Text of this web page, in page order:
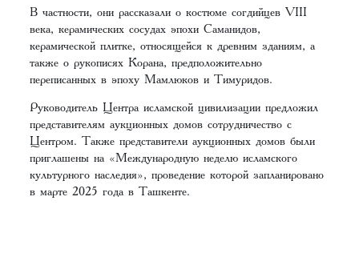
В частности, они рассказали о костюме согдийцев VIII
века, керамических сосудах эпохи Саманидов,
керамической плитке, относящейся к древним зданиям, а
также о рукописях Корана, предположительно
переписанных в эпоху Мамлюков и Тимуридов.
Руководитель Центра исламской цивилизации предложил
представителям аукционных домов сотрудничество с
Центром. Также представители аукционных домов были
приглашены на «Международную неделю исламского
культурного наследия», проведение которой запланировано
в марте 2025 года в Ташкенте.